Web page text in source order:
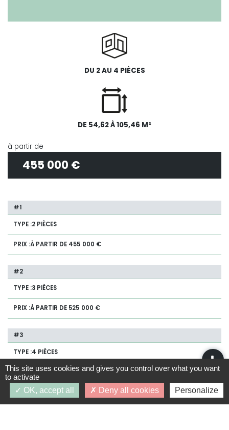
DU 2 AU 4 PIÈCES
DE 54,62 À 105,46 M²
à partir de
455 000 €
2 PIÈCES
À PARTIR DE 455 000 €
3 PIÈCES
À PARTIR DE 525 000 €
4 PIÈCES
À PARTIR DE 857 000 €
This site uses cookies and gives you control over what you want
to activate
OK, accept all
Deny all cookies Personalize